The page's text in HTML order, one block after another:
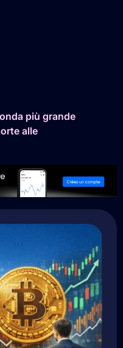
più grande
alle